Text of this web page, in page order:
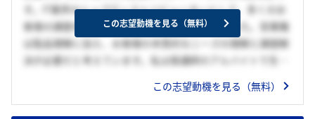
す。IT業界のトップディストリビューターとして、多くのお
客様の課題を解決している貴社に強く惹かれました。営業職
は製品理解に加え、お客様の本質的なニーズの理解と課題解
決が必要だと考えています。私は塾講師のアルバイトで生徒
の課題解決にやりがいを感じています。営業職として課題解
この志望動機を見る（無料）
この志望動機を見る（無料）